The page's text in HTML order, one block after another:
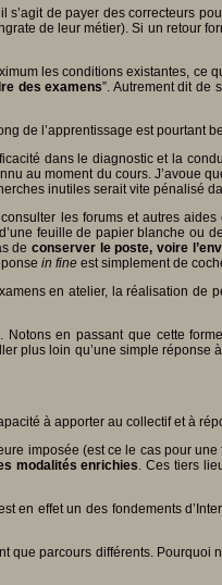
s’agit de payer des correcteurs
de leur métier). Si un retour
les conditions existantes, ce
des examens”. Autrement dit de
de l’apprentissage est pourtant
dans le diagnostic et la
au moment du cours. J’avoue
inutiles serait vite pénalisé
les forums et autres
feuille de papier blanche ou
deconserver le poste, voire
in fine est simplement de
en atelier, la réalisation de
en passant que cette
plus loin qu’une simple
à apporter au collectif et à
imposée (est ce le cas pour
modalités enrichies. Ces tiers
en effet un des fondements
parcours différents. Pourquoi